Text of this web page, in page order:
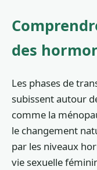
des
Les phases de
subissent autour
comme la
le changement
par les niveaux
vie sexuelle